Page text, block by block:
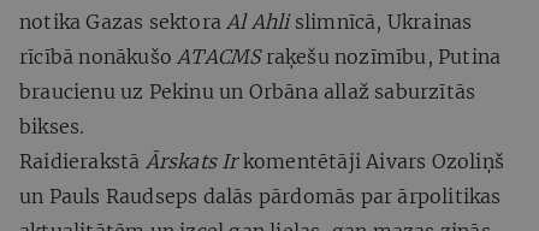
notika Gazas sektora Al Ahlislimnīcā, Ukrainas
rīcībā nonākušo ATACMSraķešu nozīmību, Putina
braucienu uz Pekinu un Orbāna allaž saburzītās
bikses.
Raidierakstā Ārskats Irkomentētāji Aivars Ozoliņš
un Pauls Raudseps dalās pārdomās par ārpolitikas